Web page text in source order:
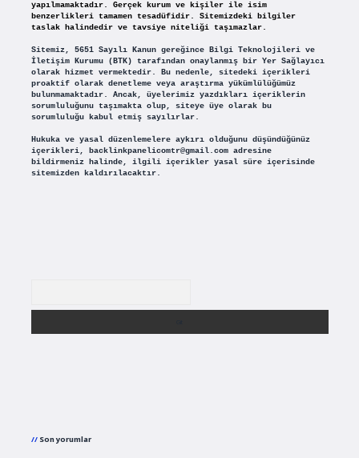
yapılmamaktadır. Gerçek kurum ve kişiler ile isim
benzerlikleri tamamen tesadüfidir. Sitemizdeki bilgiler
taslak halindedir ve tavsiye niteliği taşımazlar.
Sitemiz, 5651 Sayılı Kanun gereğince Bilgi Teknolojileri ve
İletişim Kurumu (BTK) tarafından onaylanmış bir Yer Sağlayıcı
olarak hizmet vermektedir. Bu nedenle, sitedeki içerikleri
proaktif olarak denetleme veya araştırma yükümlülüğümüz
bulunmamaktadır. Ancak, üyelerimiz yazdıkları içeriklerin
sorumluluğunu taşımakta olup, siteye üye olarak bu
sorumluluğu kabul etmiş sayılırlar.
Hukuka ve yasal düzenlemelere aykırı olduğunu düşündüğünüz
içerikleri, backlinkpanelicomtr@gmail.comadresine
bildirmeniz halinde, ilgili içerikler yasal süre içerisinde
sitemizden kaldırılacaktır.
Son yorumlar